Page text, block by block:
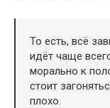
То есть, всё
идёт чаще
морально к
стоит
плохо.